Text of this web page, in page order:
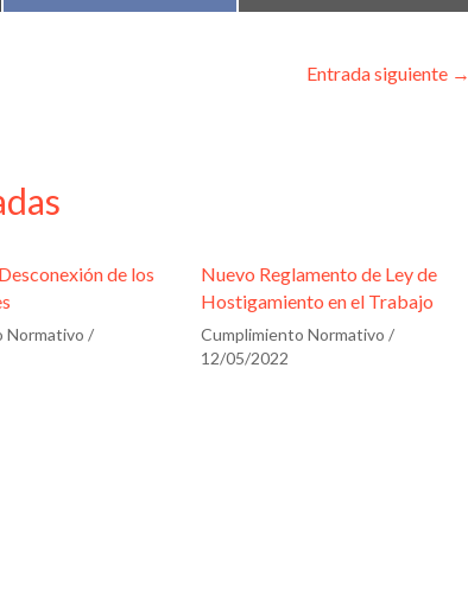
Entrada siguiente →
de los
Normativo /
Nuevo Reglamento de Ley de
Hostigamiento en el Trabajo
Cumplimiento Normativo /
12/05/2022